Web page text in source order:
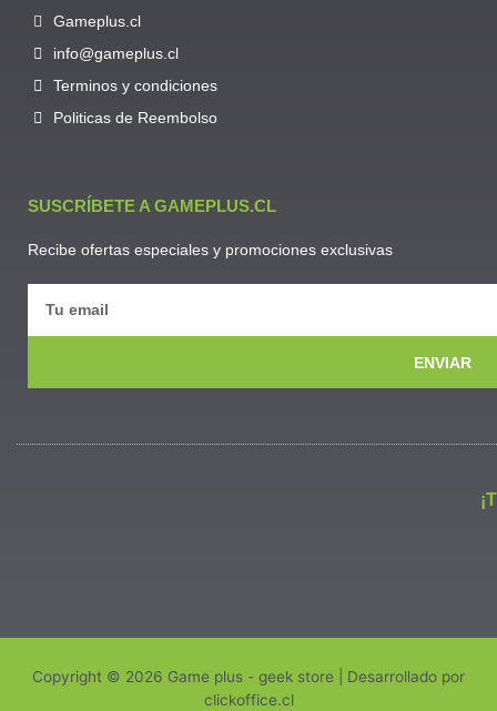
Gameplus.cl
info@gameplus.cl
Terminos y condiciones
Politicas de Reembolso
SUSCRÍBETE A GAMEPLUS.CL
Recibe ofertas especiales y promociones exclusivas
ENVIAR
Copyright © 2026 Game plus - geek store | Desarrollado por
clickoffice.cl